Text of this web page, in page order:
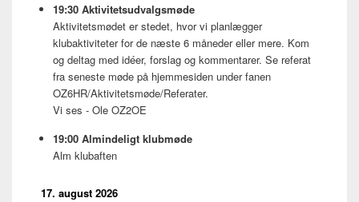
19:30 Aktivitetsudvalgsmøde
Aktivitetsmødet er stedet, hvor vi planlægger
klubaktiviteter for de næste 6 måneder eller mere. Kom
og deltag med idéer, forslag og kommentarer. Se referat
fra seneste møde på hjemmesiden under fanen
OZ6HR/Aktivitetsmøde/Referater.
Vi ses - Ole OZ2OE
19:00 Almindeligt klubmøde
Alm klubaften
17. august 2026